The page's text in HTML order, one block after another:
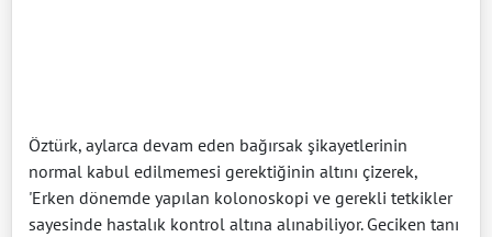
Öztürk, aylarca devam eden bağırsak şikayetlerinin
normal kabul edilmemesi gerektiğinin altını çizerek,
'Erken dönemde yapılan kolonoskopi ve gerekli tetkikler
sayesinde hastalık kontrol altına alınabiliyor. Geciken tanı